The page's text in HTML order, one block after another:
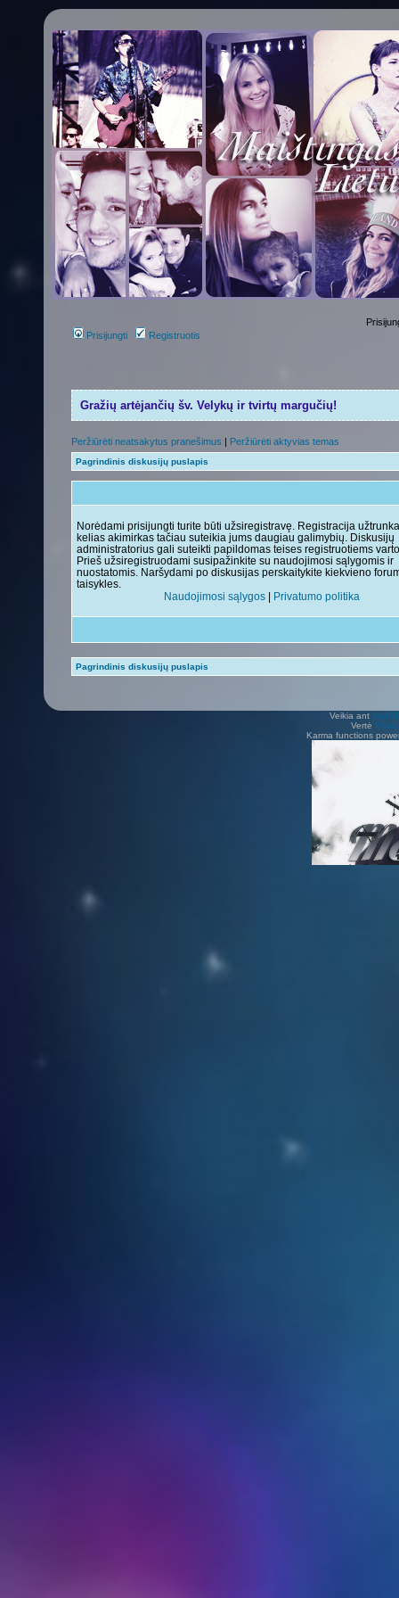
Prisijungti Registruotis
Gražių artėjančių šv. Velykų ir tvirtų margučių!
Peržiūrėti neatsakytus pranešimus | Peržiūrėti aktyvias temas
Pagrindinis diskusijų puslapis
Norėdami prisijungti turite būti užsiregistravę. Registracija
kelias akimirkas tačiau suteikia jums daugiau galimybių. Diskusijų
administratorius gali suteikti papildomas teises registruotiems
Prieš užsiregistruodami susipažinkite su naudojimosi sąlygomis ir
nuostatomis. Naršydami po diskusijas perskaitykite kiekvieno
taisykles.
Naudojimosi sąlygos | Privatumo politika
Pagrindinis diskusijų puslapis
Veikia ant
Vertė Vilius
Karma functions